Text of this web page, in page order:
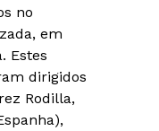
no
em
Estes
dirigidos
Rodilla,